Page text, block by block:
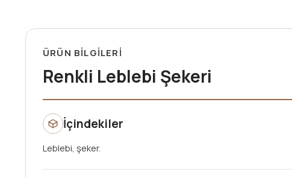
ÜRÜN BİLGİLERİ
Renkli Leblebi Şekeri
İçindekiler
Leblebi, şeker.